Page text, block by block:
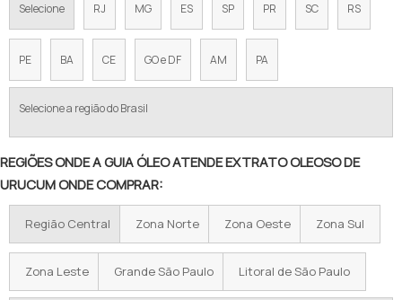
EXTRATO OLEOSO DE URUCUM CORANTE NATURAL COTAR
EXTRATO OLEOSO DE URUCUM CORANTE PREÇO
EXTRATO OLEOSO DE URUCUM COTAÇÃO
EXTRATO OLEOSO DE URUCUM COTAR
EXTRATO OLEOSO DE URUCUM EMPRESA
EXTRATO OLEOSO DE URUCUM FÁBRICA
Selecione RJ MG ES SP PR SC RS
PE BA CE GO e DF AM PA
Selecione a região do Brasil
REGIÕES ONDE A GUIA ÓLEO ATENDE EXTRATO OLEOSO DE
URUCUM ONDE COMPRAR:
Região Central Zona Norte Zona Oeste Zona Sul
Zona Leste Grande São Paulo Litoral de São Paulo